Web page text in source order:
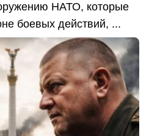
НАТО, которые
боевых действий, ...